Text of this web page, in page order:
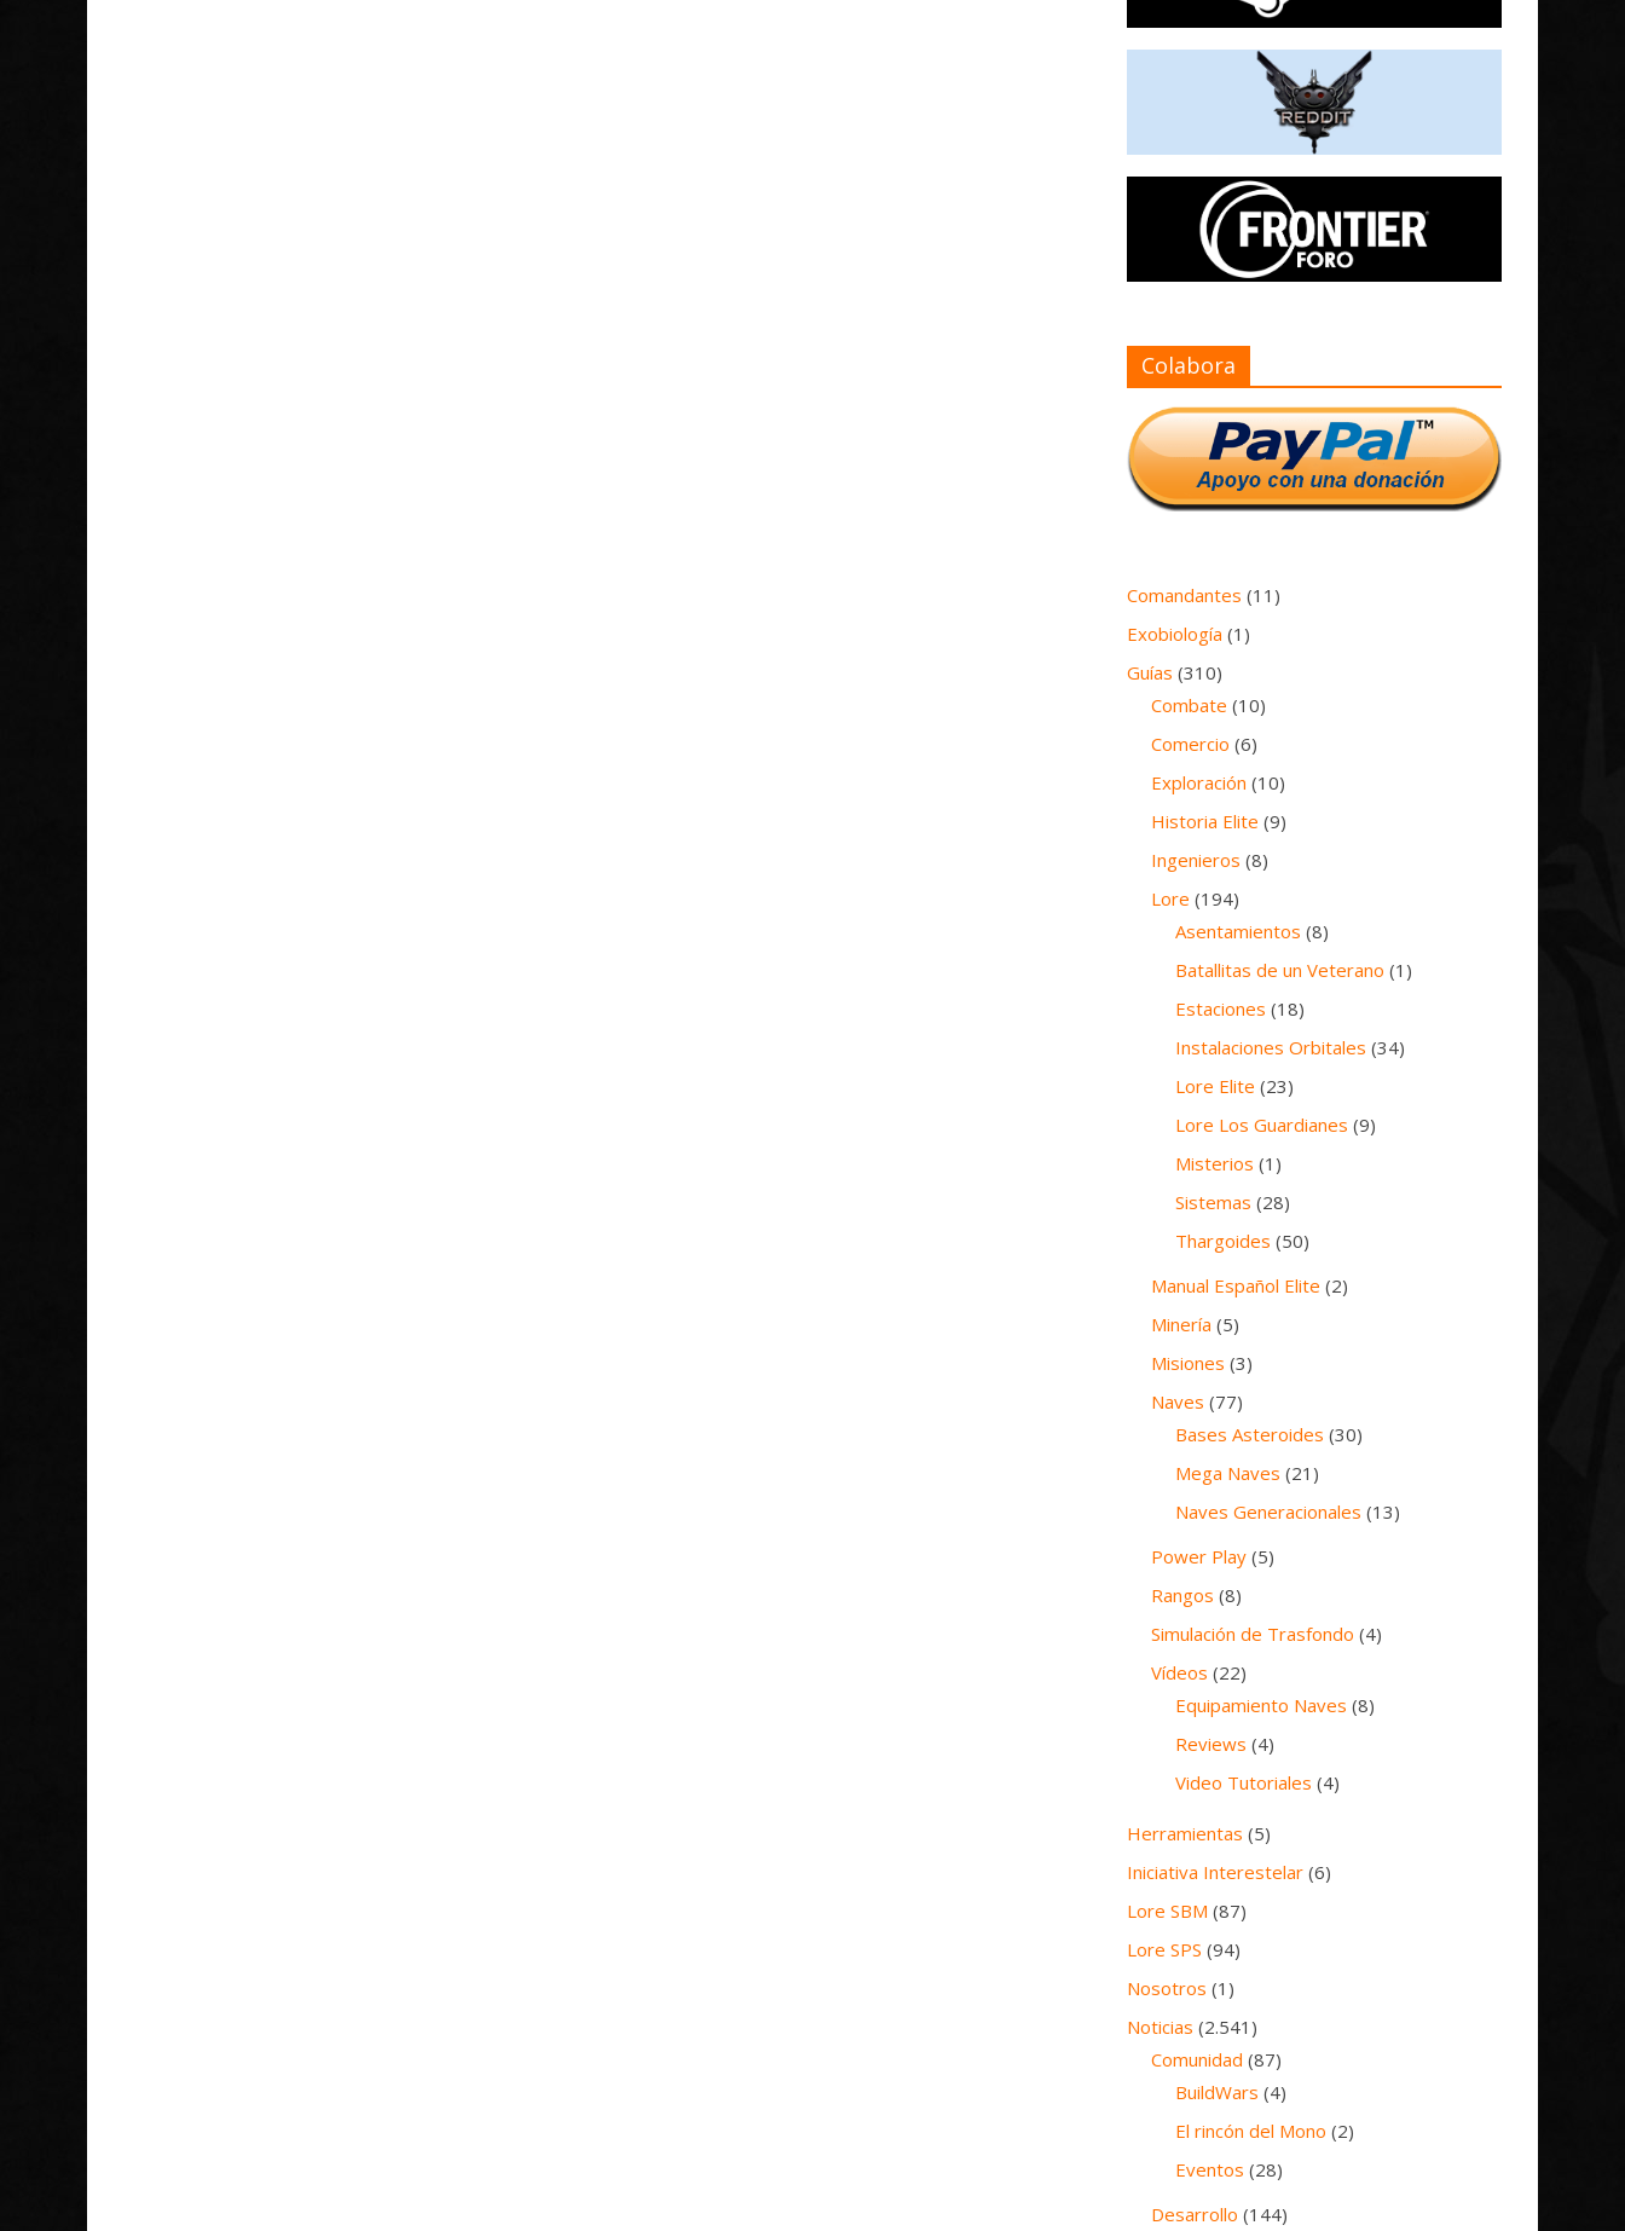
Colabora
Comandantes (11)
Exobiología (1)
Guías (310)
Combate (10)
Comercio (6)
Exploración (10)
Historia Elite (9)
Ingenieros (8)
Lore (194)
Asentamientos (8)
Batallitas de un Veterano (1)
Estaciones (18)
Instalaciones Orbitales (34)
Lore Elite (23)
Lore Los Guardianes (9)
Misterios (1)
Sistemas (28)
Thargoides (50)
Manual Español Elite (2)
Minería (5)
Misiones (3)
Naves (77)
Bases Asteroides (30)
Mega Naves (21)
Naves Generacionales (13)
Power Play (5)
Rangos (8)
Simulación de Trasfondo (4)
Vídeos (22)
Equipamiento Naves (8)
Reviews (4)
Video Tutoriales (4)
Herramientas (5)
Iniciativa Interestelar (6)
Lore SBM (87)
Lore SPS (94)
Nosotros (1)
Noticias (2.541)
Comunidad (87)
BuildWars (4)
El rincón del Mono (2)
Eventos (28)
Desarrollo (144)